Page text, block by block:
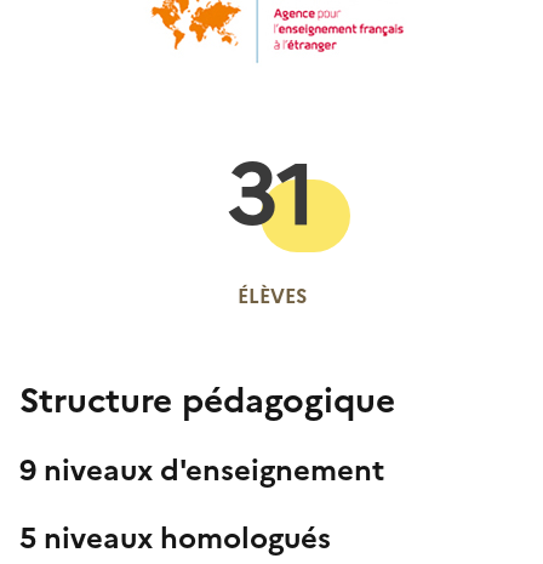
ÉLÈVES
31
Structure pédagogique
9 niveaux d'enseignement
5 niveaux homologués